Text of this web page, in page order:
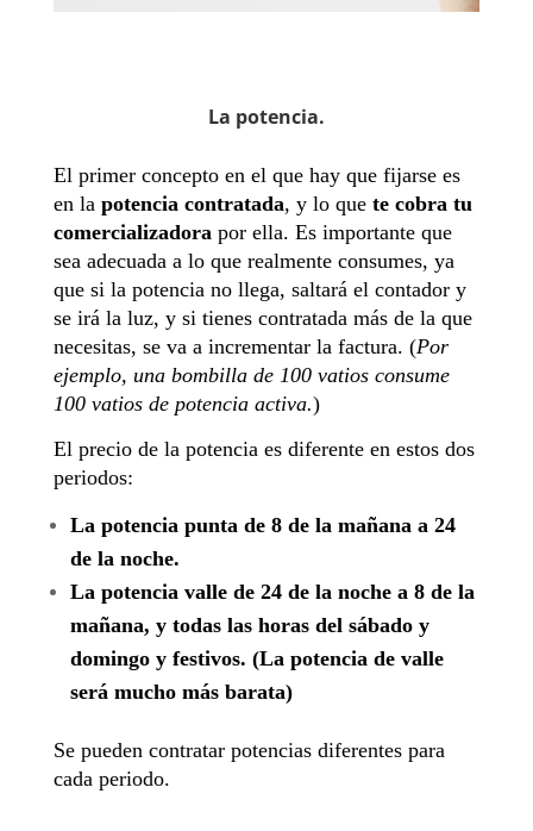
La potencia.
El primer concepto en el que hay que fijarse es
en la potencia contratada, y lo que te cobra tu
comercializadorapor ella. Es importante que
sea adecuada a lo que realmente consumes, ya
que si la potencia no llega, saltará el contador y
se irá la luz, y si tienes contratada más de la que
necesitas, se va a incrementar la factura. (Por
ejemplo, una bombilla de 100 vatios consume
100 vatios de potencia activa.)
El precio de la potencia es diferente en estos dos
periodos:
La potencia punta de 8 de la mañana a 24
de la noche.
La potencia valle de 24 de la noche a 8 de la
mañana, y todas las horas del sábado y
domingo y festivos. (La potencia de valle
será mucho más barata)
Se pueden contratar potencias diferentes para
cada periodo.